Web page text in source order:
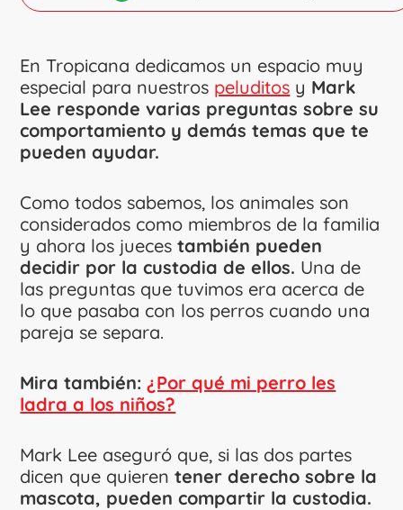
En Tropicana dedicamos un espacio muy
especial para nuestros peluditos y Mark
Lee responde varias preguntas sobre su
comportamiento y demás temas que te
pueden ayudar.
Como todos sabemos, los animales son
considerados como miembros de la familia
y ahora los jueces también pueden
decidir por la custodia de ellos. Una de
las preguntas que tuvimos era acerca de
lo que pasaba con los perros cuando una
pareja se separa.
Mira también:¿Por qué mi perro les
ladra a los niños?
Mark Lee aseguró que, si las dos partes
dicen que quieren tener derecho sobre la
mascota, pueden compartir la custodia.